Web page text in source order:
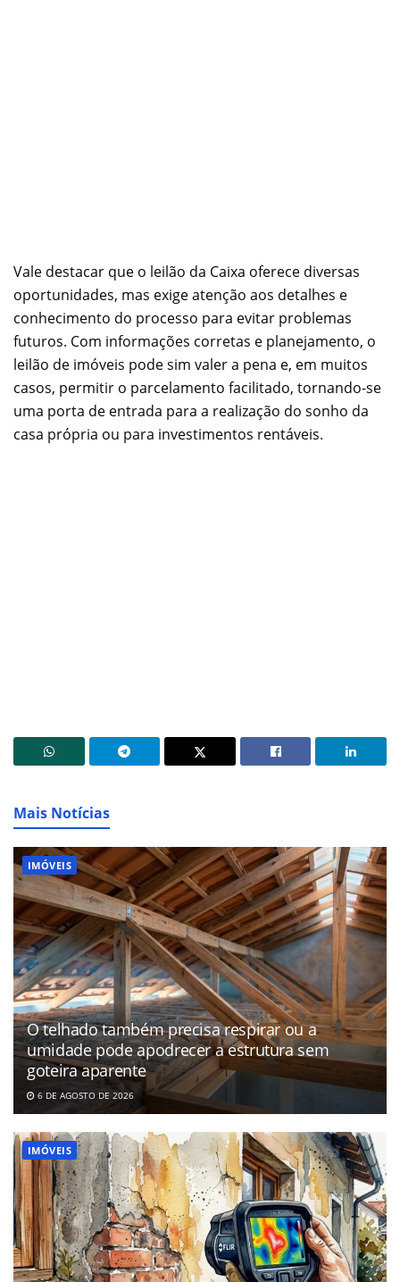
Vale destacar que o leilão da Caixa oferece diversas
oportunidades, mas exige atenção aos detalhes e
conhecimento do processo para evitar problemas
futuros. Com informações corretas e planejamento, o
leilão de imóveis pode sim valer a pena e, em muitos
casos, permitir o parcelamento facilitado, tornando-se
uma porta de entrada para a realização do sonho da
casa própria ou para investimentos rentáveis.
Mais Notícias
IMÓVEIS
O telhado também precisa respirar ou a
umidade pode apodrecer a estrutura sem
goteira aparente
6 DE AGOSTO DE 2026
IMÓVEIS